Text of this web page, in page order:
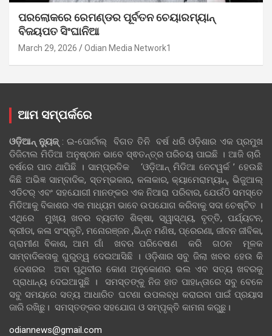
ପରଲୋକରେ ରେମଣ୍ଡର ପୂର୍ବତନ ଚେୟାରମ୍ୟାନ୍
ବିଜୟପତ ସିଂଘାନିଆ
March 29, 2026 Odian Media Network1
ଆମ ସମ୍ପର୍କରେ
ଓଡ଼ିଆନ୍‍ ନ୍ୟୁଜ୍‍: ଇ-ପୋର୍ଟାଲ୍ ବିଗତ ତିନି ବର୍ଷ ଧରି ଓଡ଼ିଶାର ଏକ ପ୍ରମୁଖ
ଡିଜିଟାଲ ମିଡିଆ ଅନୁଷ୍ଠାନ ଭାବେ ସ୍ଵତନ୍ତ୍ର ପରିଚୟ ପାଇଛି । ଆଜି ଚାରି
ବର୍ଷରେ ପାଦ ଥାପିଛି । ସାମ୍ପ୍ରତିକ ‘ଓଡ଼ିଆନ୍‍ ମିଡିଆ ନେଟୱର୍କ ’ ହେଉଛି
କିଛି ଅଭିଜ୍ଞ ସାମ୍ବାଦିକ, ସ୍ତମ୍ଭକାର, କଳାକାର, କ୍ୟାମେରାମ୍ୟାନ୍, ଭିଜୁଆଲ୍
ଏଡିଟର୍ ଏବଂ ସହଯୋଗୀ ମାନଙ୍କର ଏକ ନିଆରା ପରିବାର, ଯେଉଁଠି ସମସ୍ତେ
ମିଡିଆକୁ ବିକାଶର ଏକ ମାଧ୍ୟମ ଭାବେ ଉପଯୋଗ କରିବାକୁ ସଦା ଚେଷ୍ଟିତ ।
ଏଥିରେ ମୁଖ୍ୟ ଖବର ବ୍ୟତୀତ ଶିକ୍ଷା, ସ୍ୱାସ୍ଥ୍ୟ, ବୃତ୍ତି, ପର୍ଯ୍ୟଟନ,
କ୍ରୀଡା, କଳା ସଂସ୍କୃତି, ମନୋରଞ୍ଜନ ,ଭିନ୍ନ ମଣିଷ, ପ୍ରେରଣା, ଜୀବନ ଜୀବିକା,
ଗ୍ରାମୀଣ ବିକାଶ, ଆମ ଗାଁ ଖବର ପରିବେଷଣ କରି ଗଠନ ମୂଳକ
ସାମ୍ବାଦିକତାକୁ ଗୁରୁତ୍ୱ ଦେଇଆସିଛି । ଓଡ଼ିଶାର ସବୁ ଜିଲା ଖବର ହେଉ କି
ଦେଶରର ଅବା ପୃଥିବୀର କୋଣ ଅନୁକୋଣର ଭଲ ଏବ ସତ୍ୟ ଖବରକୁ
ପ୍ରାଧାନ୍ୟ ଦେଇଆସୁଛି । ସମସ୍ତଙ୍କୁ ନିଜ ହାତ ପାହାନ୍ତାରେ ସବୁ ବେଳେ
ସବୁ ସମୟରେ ସତ୍ୟ ଆଧାରିତ ଘଟଣା ଉପଲବ୍ଧ କରାଇବା ପାଇଁ ପ୍ରୟାସ
ଜାରି ରଖିଛୁ। ସମସ୍ତଙ୍କର ସହଯୋଗ ଓ ସମ୍ପୃକ୍ତି କାମନା କରୁଛୁ।
odiannews@gmail.com